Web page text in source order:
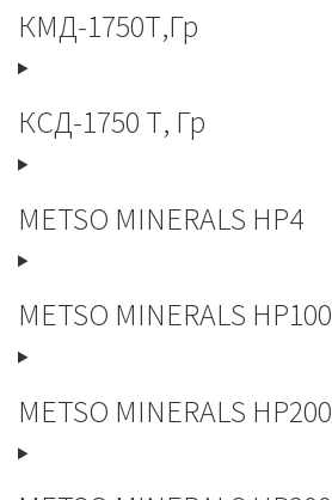
КМД-1750Т,Гр
КСД-1750 Т, Гр
METSO MINERALS HP4
METSO MINERALS HP100
METSO MINERALS HP200